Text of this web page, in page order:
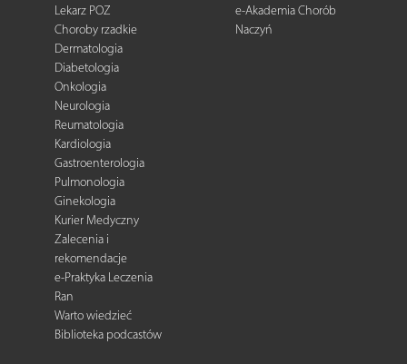
Lekarz POZ
Choroby rzadkie
Dermatologia
Diabetologia
Onkologia
Neurologia
Reumatologia
Kardiologia
Gastroenterologia
Pulmonologia
Ginekologia
Kurier Medyczny
Zalecenia i
rekomendacje
e-Praktyka Leczenia
Ran
Warto wiedzieć
Biblioteka podcastów
e-Akademia Chorób
Naczyń